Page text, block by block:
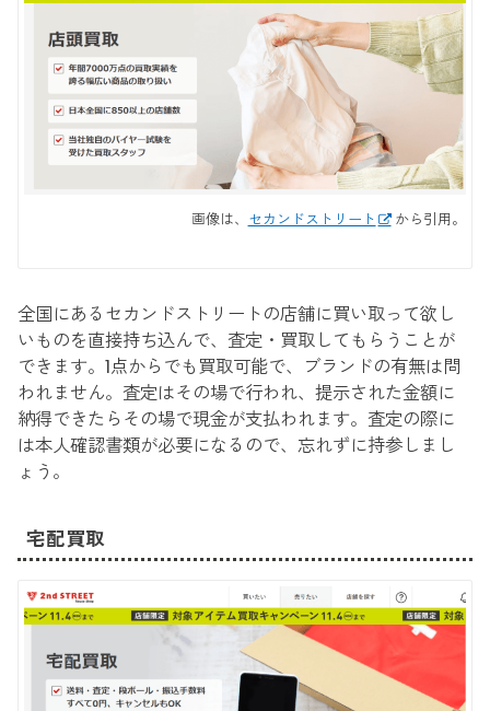
画像は、 セカンドストリート から引用。
全国にあるセカンドストリートの店舗に買い取って欲し
いものを直接持ち込んで、査定・買取してもらうことが
できます。1点からでも買取可能で、ブランドの有無は問
われません。査定はその場で行われ、提示された金額に
納得できたらその場で現金が支払われます。査定の際に
は本人確認書類が必要になるので、忘れずに持参しまし
ょう。
宅配買取